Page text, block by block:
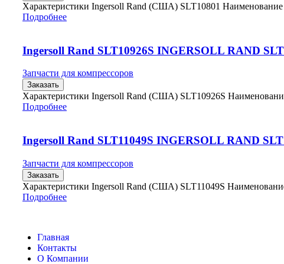
Характеристики Ingersoll Rand (США) SLT10801
Подробнее
Ingersoll Rand SLT10926S INGERSOLL RAND
Запчасти для компрессоров
Заказать
Характеристики Ingersoll Rand (США) SLT10926S
Подробнее
Ingersoll Rand SLT11049S INGERSOLL RAND
Запчасти для компрессоров
Заказать
Характеристики Ingersoll Rand (США) SLT11049S
Подробнее
Главная
Контакты
О Компании